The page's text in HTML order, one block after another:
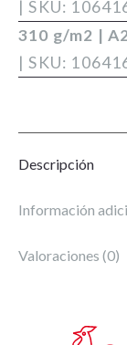
| SKU:
310 g/m2 |
| SKU:
Descripción
Información
Valoraciones (0)